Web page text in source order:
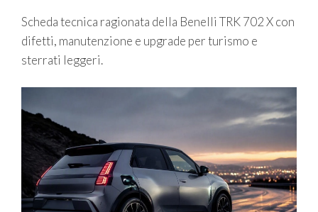
Scheda tecnica ragionata della Benelli TRK 702 X con
difetti, manutenzione e upgrade per turismo e
sterrati leggeri.